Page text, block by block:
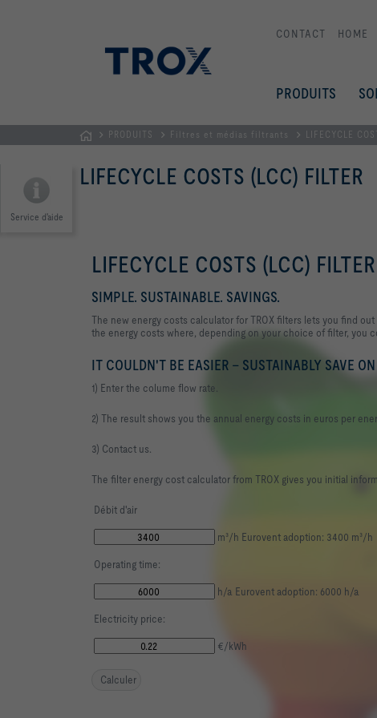
CONTACT HOME
PRODUITS
d'accueil
PRODUITS Filtres et médias filtrants LIFECYCLE
Service d'aide
LIFECYCLE COSTS (LCC) FILTER
LIFECYCLE COSTS (LCC) FILTER
SIMPLE. SUSTAINABLE. SAVINGS.
The new energy costs calculator for TROX filters lets you find
the energy costs where, depending on your choice of filter, you
IT COULDN'T BE EASIER – SUSTAINABLY SAVE
1) Enter the colume flow rate.
2) The result shows you the annual energy costs in euros per
3) Contact us.
The filter energy cost calculator from TROX gives you initial
Débit d'air
m³/h Eurovent adoption: 3400 m³/h
Operating time:
h/a Eurovent adoption: 6000 h/a
Electricity price:
€/kWh